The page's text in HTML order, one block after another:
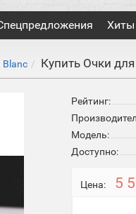
Хиты
Купить Очки
Рейтинг:
Модель:
Доступно:
Цена: 5